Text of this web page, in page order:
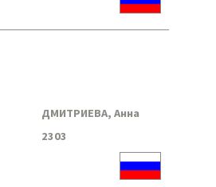
ДМИТРИЕВА, Анна
2303